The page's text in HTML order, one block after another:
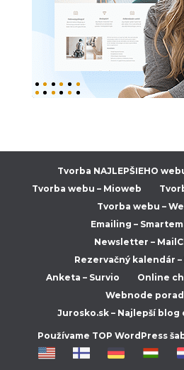
Tvorba NAJLEPŠIEHO
Tvorba webu – Mioweb
Tvorba webu –
Emailing –
Newsletter –
Rezervačný kalendár
Anketa – Survio
Online
Webnode
Jurosko.sk – Najlepší blog
Používame TOP WordPress